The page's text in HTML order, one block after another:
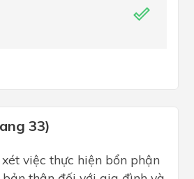
33)
việc thực hiện bổn phận